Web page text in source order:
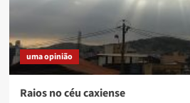
Caxias
uma opinião
Raios no céu caxiense